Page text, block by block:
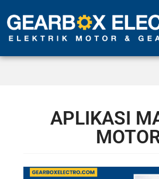
APLIKASI